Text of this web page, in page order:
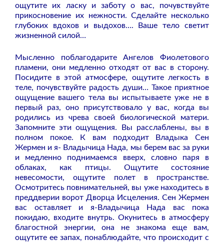
ощутите их ласку и заботу о вас, почувствуйте
прикосновение их нежности. Сделайте несколько
глубоких вдохов и выдохов…. Ваше тело светит
жизненной силой…
Мысленно поблагодарите Ангелов Фиолетового
пламени, они медленно отходят от вас в сторону.
Посидите в этой атмосфере, ощутите легкость в
теле, почувствуйте радость души… Такое приятное
ощущение вашего тела вы испытываете уже не в
первый раз, оно присутствовало у вас, когда вы
родились из чрева своей биологической матери.
Запомните эти ощущения. Вы расслаблены, вы в
полном покое. К вам подходит Владыка Сен
Жермен и я- Владычица Нада, мы берем вас за руки
и медленно поднимаемся вверх, словно паря в
облаках, как птицы. Ощутите состояние
невесомости, ощутите полет в пространстве.
Осмотритесь повнимательней, вы уже находитесь в
преддверии ворот Дворца Исцеления. Сен Жермен
вас оставляет и я-Владычица Нада вас пока
покидаю, входите внутрь. Окунитесь в атмосферу
благостной энергии, она не знакома еще вам,
ощутите ее запах, понаблюдайте, что происходит с